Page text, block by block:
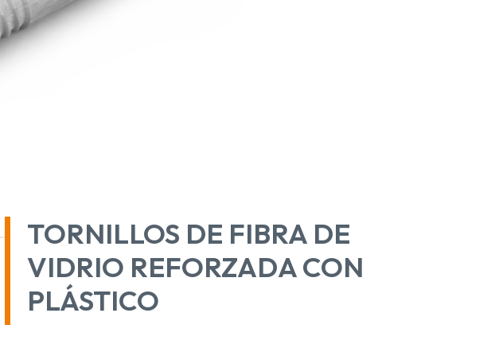
TORNILLOS DE FIBRA DE
VIDRIO REFORZADA CON
PLÁSTICO